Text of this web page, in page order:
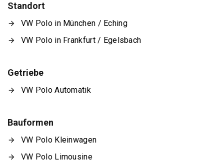
Standort
VW Polo in München / Eching
VW Polo in Frankfurt / Egelsbach
Getriebe
VW Polo Automatik
Bauformen
VW Polo Kleinwagen
VW Polo Limousine